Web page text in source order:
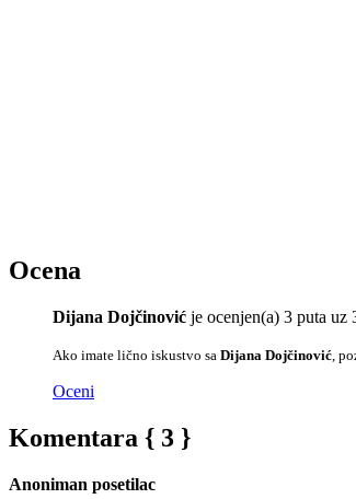
Ocena
Dijana Dojčinović je ocenjen(a) 3 puta uz
Ako imate lično iskustvo sa Dijana Dojčinović ,
Oceni
Komentara { 3 }
Anoniman posetilac